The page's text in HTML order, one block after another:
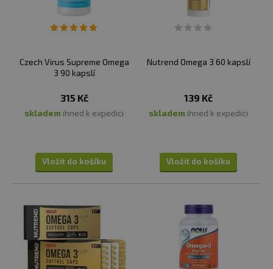
Czech Virus Supreme Omega
3 90 kapslí
315 Kč
skladem ihned k expedici
Vložit do košíku
Nutrend Omega 3 60 kapslí
139 Kč
skladem ihned k expedici
Vložit do košíku